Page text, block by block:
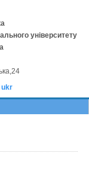
університету
ukr